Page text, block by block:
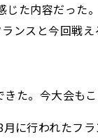
た内容だっ
スと今回戦
た。今大会も
行われたフ